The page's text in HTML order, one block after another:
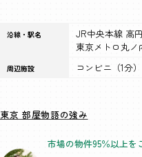
沿線・駅名
JR中央本線 高
東京メトロ丸ノ
周辺施設 コンビニ（1分）
東京 部屋物語の強み
市場の物件95％以上を